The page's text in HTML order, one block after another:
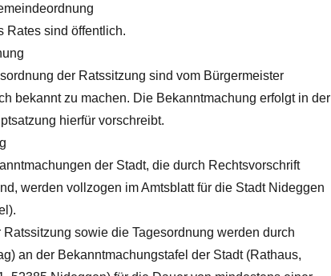
Rates sind öffentlich.
der Ratssitzung sind vom Bürgermeister
bekannt zu machen. Die Bekanntmachung erfolgt in der
hierfür vorschreibt.
der Stadt, die durch Rechtsvorschrift
werden vollzogen im Amtsblatt für die Stadt Nideggen
Ratssitzung sowie die Tagesordnung werden durch
an der Bekanntmachungstafel der Stadt (Rathaus,